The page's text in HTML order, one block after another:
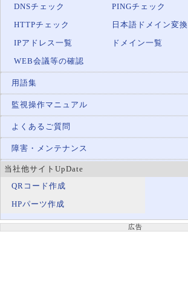
DNSチェック
PINGチェック
HTTPチェック
日本語ドメイン変換
IPアドレス一覧
ドメイン一覧
WEB会議等の確認
用語集
監視操作マニュアル
よくあるご質問
障害・メンテナンス
当社他サイトUpDate
QRコード作成
HPパーツ作成
広告